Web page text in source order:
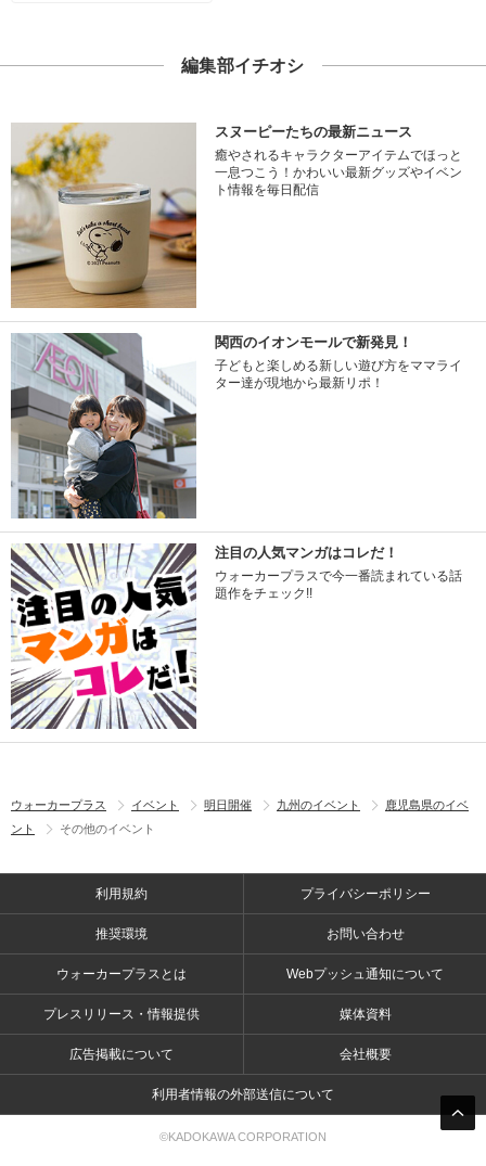
編集部イチオシ
スヌーピーたちの最新ニュース
癒やされるキャラクターアイテムでほっと
一息つこう！かわいい最新グッズやイベン
ト情報を毎日配信
関西のイオンモールで新発見！
子どもと楽しめる新しい遊び方をママライ
ター達が現地から最新リポ！
注目の人気マンガはコレだ！
ウォーカープラスで今一番読まれている話
題作をチェック!!
ウォーカープラス イベント 明日開催 九州のイベント
鹿児島県のイベ
ント
その他のイベント
利用規約 プライバシーポリシー
推奨環境 お問い合わせ
ウォーカープラスとは Webプッシュ通知について
プレスリリース・情報提供 媒体資料
広告掲載について 会社概要
利用者情報の外部送信について
©KADOKAWA CORPORATION